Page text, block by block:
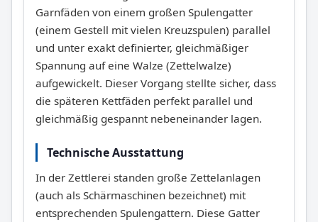
Garnfäden von einem großen Spulengatter
(einem Gestell mit vielen Kreuzspulen) parallel
und unter exakt definierter, gleichmäßiger
Spannung auf eine Walze (Zettelwalze)
aufgewickelt. Dieser Vorgang stellte sicher, dass
die späteren Kettfäden perfekt parallel und
gleichmäßig gespannt nebeneinander lagen.
Technische Ausstattung
In der Zettlerei standen große Zettelanlagen
(auch als Schärmaschinen bezeichnet) mit
entsprechenden Spulengattern. Diese Gatter